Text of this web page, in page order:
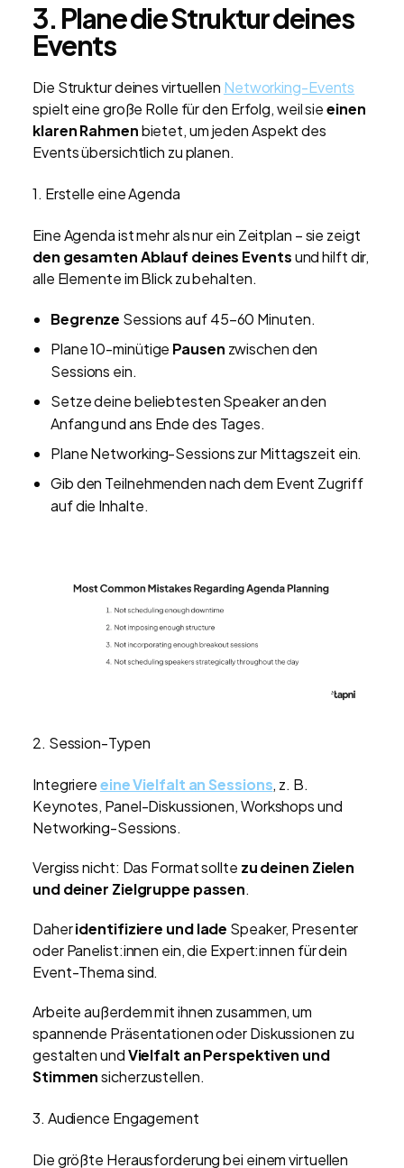
3. Plane die Struktur deines
Events
Die Struktur deines virtuellen Networking-Events
spielt eine große Rolle für den Erfolg, weil sieeinen
klaren Rahmenbietet, um jeden Aspekt des
Events übersichtlich zu planen.
1. Erstelle eine Agenda
Eine Agenda ist mehr als nur ein Zeitplan – sie zeigt
den gesamten Ablauf deines Eventsund hilft dir,
alle Elemente im Blick zu behalten.
Begrenze Sessions auf 45–60 Minuten.
Plane 10-minütige Pausen zwischen den
Sessions ein.
Setze deine beliebtesten Speaker an den
Anfang und ans Ende des Tages.
Plane Networking-Sessions zur Mittagszeit ein.
Gib den Teilnehmenden nach dem Event Zugriff
auf die Inhalte.
2. Session-Typen
Integriereeine Vielfalt an Sessions, z. B.
Keynotes, Panel-Diskussionen, Workshops und
Networking-Sessions.
Vergiss nicht: Das Format sollte zu deinen Zielen
und deiner Zielgruppe passen.
Daheridentifiziere und lade Speaker, Presenter
oder Panelist:innen ein, die Expert:innen für dein
Event-Thema sind.
Arbeite außerdem mit ihnen zusammen, um
spannende Präsentationen oder Diskussionen zu
gestalten undVielfalt an Perspektiven und
Stimmensicherzustellen.
3. Audience Engagement
Die größte Herausforderung bei einem virtuellen